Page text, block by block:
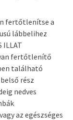
fertőtlenítse a
lábbelihez
ILLAT
fertőtlenítő
található
rész
nedves
az egészséges